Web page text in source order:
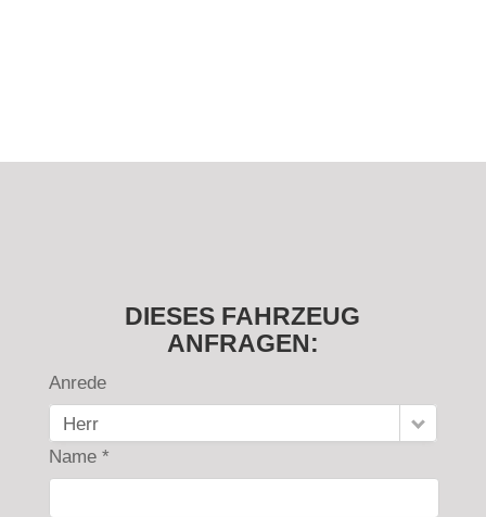
DIESES FAHRZEUG
ANFRAGEN:
Anrede
Herr
Name *